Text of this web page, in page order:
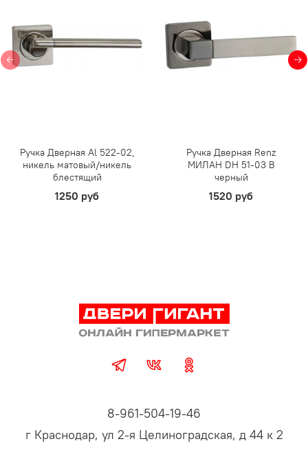
Ручка Дверная Al 522-02,
никель матовый/никель
блестящий
1250 руб
Ручка Дверная Renz
МИЛАН DH 51-03 B
черный
1520 руб
8-961-504-19-46
г Краснодар, ул 2-я Целиноградская, д 44 к 2